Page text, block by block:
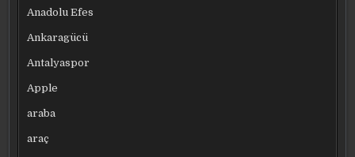
Anadolu Efes
Ankaragücü
Antalyaspor
Apple
araba
araç